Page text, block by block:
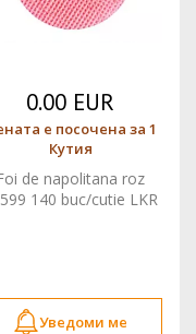
0.00 EUR
е посочена за 1
Кутия
de napolitana roz
140 buc/cutie LKR
Уведоми ме